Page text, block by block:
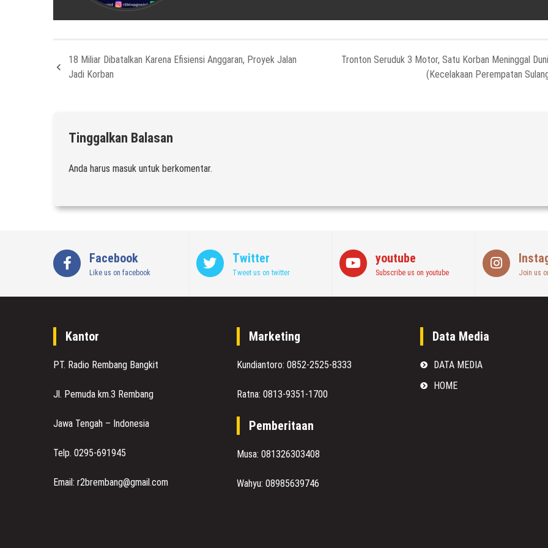
18 Miliar Dibatalkan Karena Efisiensi Anggaran, Proyek Jalan
Jadi Korban
Tronton Seruduk 3 Motor, Satu Korban Meninggal
(Kecelakaan Perempatan
Tinggalkan Balasan
Anda harus masuk untuk berkomentar.
Facebook
Like us on facebook
Twitter
Tweet us on twitter
youtube
Subscribe us on youtube Join us
Kantor
PT. Radio Rembang Bangkit
Jl. Pemuda km.3 Rembang
Jawa Tengah – Indonesia
Telp. 0295-691945
Email: r2brembang@gmail.com
Marketing
Kundiantoro: 0852-2525-8333
Ratna: 0813-9351-1700
Pemberitaan
Musa: 081326303408
Wahyu: 08985639746
Data Media
DATA MEDIA
HOME